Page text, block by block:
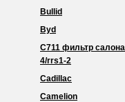
Bullid
Byd
C711 фильтр
4/rrs1-2
Cadillac
Camelion